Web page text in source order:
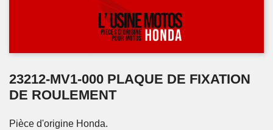
23212-MV1-000 PLAQUE DE FIXATION
DE ROULEMENT
Pièce d'origine Honda.